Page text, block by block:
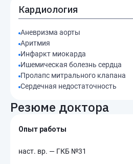
Кардиология
Аневризма аорты
Аритмия
Инфаркт миокарда
Ишемическая болезнь сердца
Пролапс митрального клапана
Сердечная недостаточность
Резюме доктора
Опыт работы
наст. вр. — ГКБ №31